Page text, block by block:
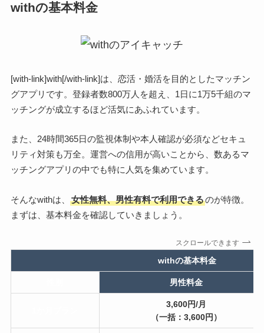
withの基本料金
[with-link]with[/with-link]は、恋活・婚活を目的としたマッチン
グアプリです。登録者数800万人を超え、1日に1万5千組のマ
ッチングが成立するほど活気にあふれています。
また、24時間365日の監視体制や本人確認が必須などセキュ
リティ対策も万全。運営への信用が高いことから、数あるマ
ッチングアプリの中でも特に人気を集めています。
そんなwithは、 女性無料、男性有料で利用できるのが特徴。
まずは、基本料金を確認していきましょう。
スクロールできます
withの基本料金
男性料金
3,600円/月
（一括：3,600円）